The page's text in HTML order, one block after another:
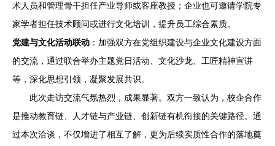
术人员和管理骨干担任产业导师或客座教授；企业也可邀请学院专
家学者担任技术顾问或进行文化培训，提升员工综合素质。
党建与文化活动联动 ：加强双方在党组织建设与企业文化建设方面
的交流，通过联合举办主题党日活动、文化沙龙、工匠精神宣讲
等，深化思想引领，凝聚发展共识。
此次走访交流气氛热烈，成果显著。双方一致认为，校企合作
是推动教育链、人才链与产业链、创新链有机衔接的关键路径。通
过本次洽谈，不仅增进了相互了解，更为后续实质性合作的落地奠